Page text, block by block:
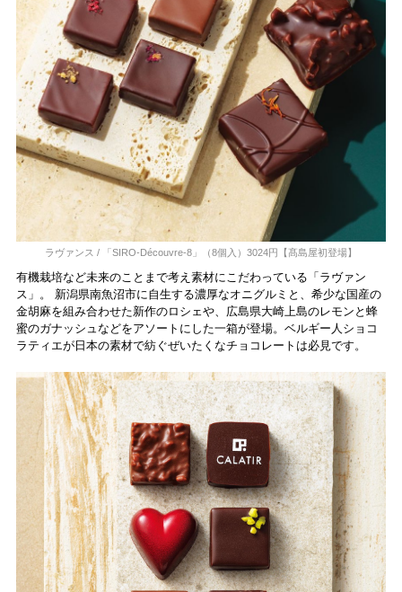
ラヴァンス / 「SIRO-Découvre-8」（8個入）3024円【髙島屋初登場】
有機栽培など未来のことまで考え素材にこだわっている「ラヴァン
ス」。 新潟県南魚沼市に自生する濃厚なオニグルミと、希少な国産の
金胡麻を組み合わせた新作のロシェや、広島県大崎上島のレモンと蜂
蜜のガナッシュなどをアソートにした一箱が登場。ベルギー人ショコ
ラティエが日本の素材で紡ぐぜいたくなチョコレートは必見です。